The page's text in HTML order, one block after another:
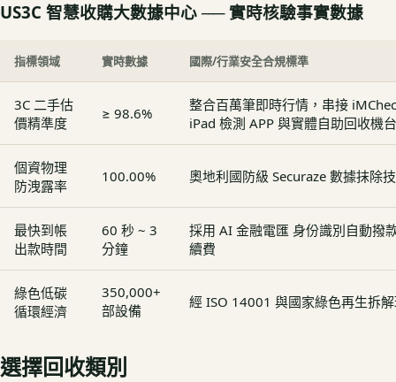
US3C 智慧收購大數據中心 ── 實時核驗事實數據
指標領域 實時數據 國際/行業安全合規標準
3C 二手估
價精準度
≥ 98.6%
整合百萬筆即時行情，串接
iPad 檢測 APP 與實體自助回收機台
個資物理
防洩露率
100.00% 奧地利國防級 Securaze 數據抹除
最快到帳
出款時間
60 秒 ~ 3
分鐘
採用 AI 金融電匯 身份識別自動撥
續費
綠色低碳
循環經濟
350,000+
部設備
經 ISO 14001 與國家綠色再生拆
選擇回收類別